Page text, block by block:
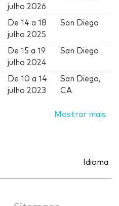
julho 2026
De14 a18
julho 2025
San Diego
De15 a19
julho 2024
San Diego
De10 a14
julho 2023
San Diego,
CA
Mostrar mais
Idioma